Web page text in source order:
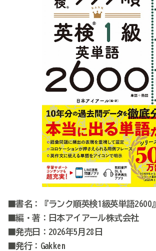
■書名：『ランク順英検1級英単語2600』
■編・著：日本アイアール株式会社
■発売日：2026年5月28日
■発行：Gakken